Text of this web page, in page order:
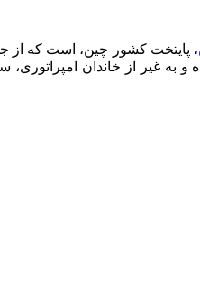
، پایتخت کشور چین، است که از
از خاندان امپراتوری،